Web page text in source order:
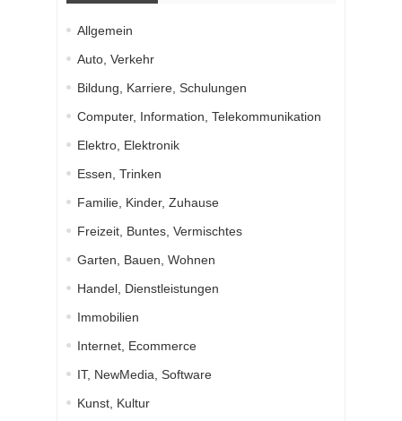
Allgemein
Auto, Verkehr
Bildung, Karriere, Schulungen
Computer, Information, Telekommunikation
Elektro, Elektronik
Essen, Trinken
Familie, Kinder, Zuhause
Freizeit, Buntes, Vermischtes
Garten, Bauen, Wohnen
Handel, Dienstleistungen
Immobilien
Internet, Ecommerce
IT, NewMedia, Software
Kunst, Kultur